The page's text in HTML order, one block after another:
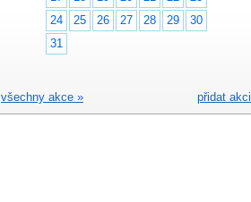
24
25 26 27 28 29
30
31
přidat akci
všechny akce »